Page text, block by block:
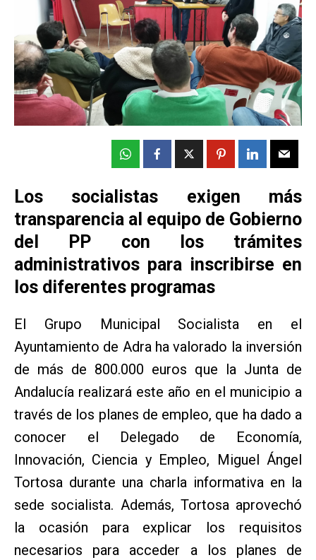
Los socialistas exigen más
transparencia al equipo de Gobierno
del PP con los trámites
administrativos para inscribirse en
los diferentes programas
El Grupo Municipal Socialista en el
Ayuntamiento de Adra ha valorado la inversión
de más de 800.000 euros que la Junta de
Andalucía realizará este año en el municipio a
través de los planes de empleo, que ha dado a
conocer el Delegado de Economía,
Innovación, Ciencia y Empleo, Miguel Ángel
Tortosa durante una charla informativa en la
sede socialista. Además, Tortosa aprovechó
la ocasión para explicar los requisitos
necesarios para acceder a los planes de